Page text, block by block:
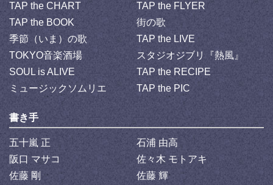
TAP the CHART
TAP the FLYER
TAP the BOOK
街の歌
季節（いま）の歌
TAP the LIVE
TOKYO音楽酒場
スタジオジブリ『熱風』
SOUL is ALIVE
TAP the RECIPE
ミュージックソムリエ
TAP the PIC
書き手
五十嵐 正
石浦 由高
阪口 マサコ
佐々木 モトアキ
佐藤 剛
佐藤 輝